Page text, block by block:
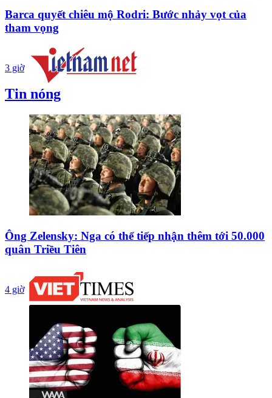
Barca quyết chiêu mộ Rodri: Bước nhảy vọt của
tham vọng
3 giờ
Tin nóng
Ông Zelensky: Nga có thể tiếp nhận thêm tới 50.000
quân Triều Tiên
4 giờ